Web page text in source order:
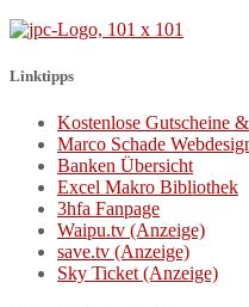
Linktipps
Kostenlose Gutscheine
Marco Schade
Banken Übersicht
Excel Makro Bibliothek
3hfa Fanpage
Waipu.tv (Anzeige)
save.tv (Anzeige)
Sky Ticket (Anzeige)